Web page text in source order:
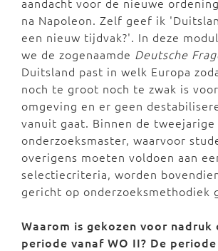
na Napoleon. Zelf geef ik
een nieuw tijdvak?'. In deze
we de zogenaamde Deutsche
Duitsland past in welk Europa
noch te groot noch te zwak is
omgeving en er geen
vanuit gaat. Binnen de tweejarige
onderzoeksmaster, waarvoor
overigens moeten voldoen aan
selectiecriteria, worden
gericht op onderzoeksmethodiek
Waarom is gekozen voor nadruk
periode vanaf WO II? De